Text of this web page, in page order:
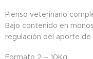
Pienso veterinario
Bajo contenido en
regulación del aporte
Formato 2 – 10Kg.